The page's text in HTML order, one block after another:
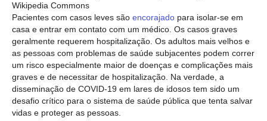
Wikipedia Commons
Pacientes com casos leves são encorajado para isolar-se em
casa e entrar em contato com um médico. Os casos graves
geralmente requerem hospitalização. Os adultos mais velhos e
as pessoas com problemas de saúde subjacentes podem correr
um risco especialmente maior de doenças e complicações mais
graves e de necessitar de hospitalização. Na verdade, a
disseminação de COVID-19 em lares de idosos tem sido um
desafio crítico para o sistema de saúde pública que tenta salvar
vidas e proteger as pessoas.